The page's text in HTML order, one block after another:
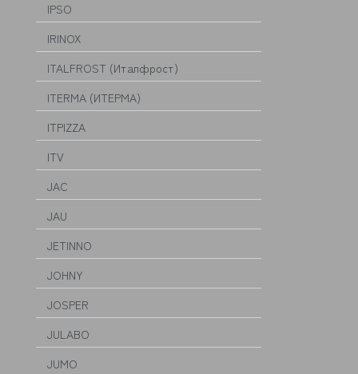
IPSO
IRINOX
ITALFROST (Италфрост)
ITERMA (ИТЕРМА)
ITPIZZA
ITV
JAC
JAU
JETINNO
JOHNY
JOSPER
JULABO
JUMO